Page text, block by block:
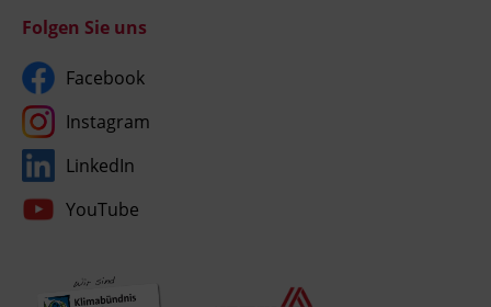
Folgen Sie uns
Facebook
Instagram
LinkedIn
YouTube